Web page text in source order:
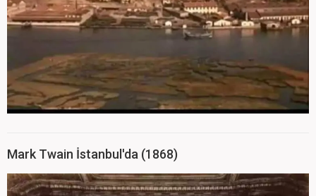
Mark Twain İstanbul'da (1868)